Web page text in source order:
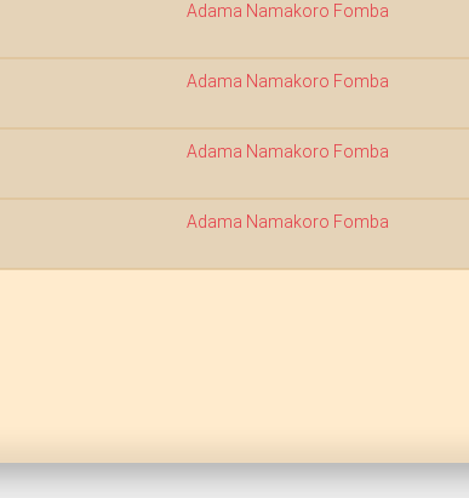
Adama Namakoro Fomba
Adama Namakoro Fomba
Adama Namakoro Fomba
Adama Namakoro Fomba